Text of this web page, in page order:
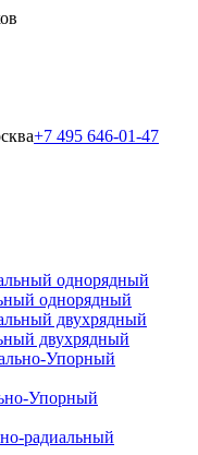
+7 495 646-01-47
однорядный
двухрядный
Упорный